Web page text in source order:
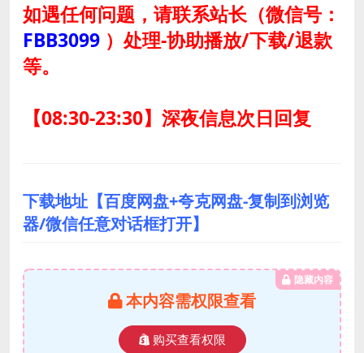
如遇任何问题，请联系站长（微信号：
FBB3099 ） 处理-协助播放/下载/退款
等。
【08:30-23:30】深夜信息次日回复
下载地址【百度网盘+夸克网盘-复制到浏览
器/微信任意对话框打开】
隐藏内容
本内容需权限查看
购买查看权限